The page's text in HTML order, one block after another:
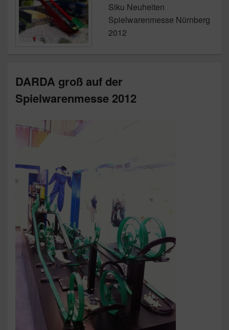
Siku Neuheiten
Spielwarenmesse Nürnberg
2012
DARDA groß auf der
Spielwarenmesse 2012